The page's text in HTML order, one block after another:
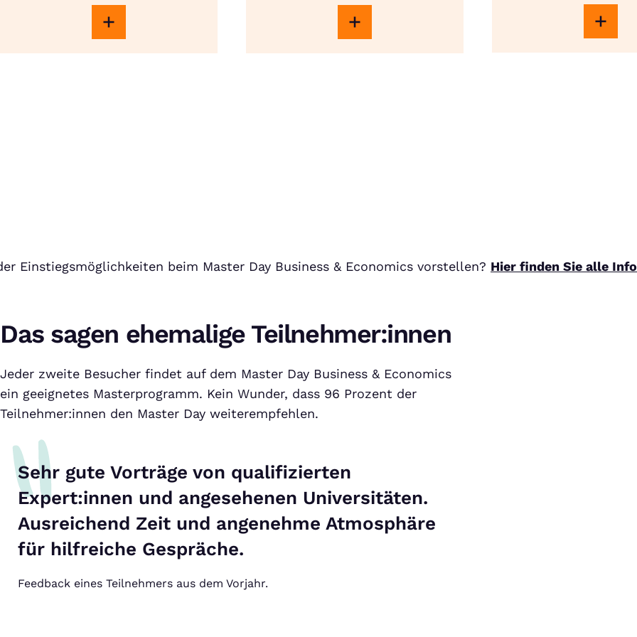
Einstiegsmöglichkeiten beim Master Day Business & Economics vorstellen? Hier finden Sie alle
Das sagen ehemalige Teilnehmer:innen
Jeder zweite Besucher findet auf dem Master Day Business & Economics
ein geeignetes Masterprogramm. Kein Wunder, dass 96 Prozent der
Teilnehmer:innen den Master Day weiterempfehlen.
Sehr gute Vorträge von qualifizierten
Expert:innen und angesehenen Universitäten.
Ausreichend Zeit und angenehme Atmosphäre
für hilfreiche Gespräche.
Feedback eines Teilnehmers aus dem Vorjahr.